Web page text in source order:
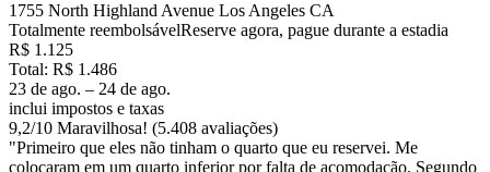
1755 North Highland Avenue Los Angeles CA
Totalmente reembolsávelReserve agora, pague durante a estadia
R$ 1.125
Total: R$ 1.486
23 de ago. – 24 de ago.
inclui impostos e taxas
9,2/10 Maravilhosa! (5.408 avaliações)
"Primeiro que eles não tinham o quarto que eu reservei. Me
colocaram em um quarto inferior por falta de acomodação. Segundo